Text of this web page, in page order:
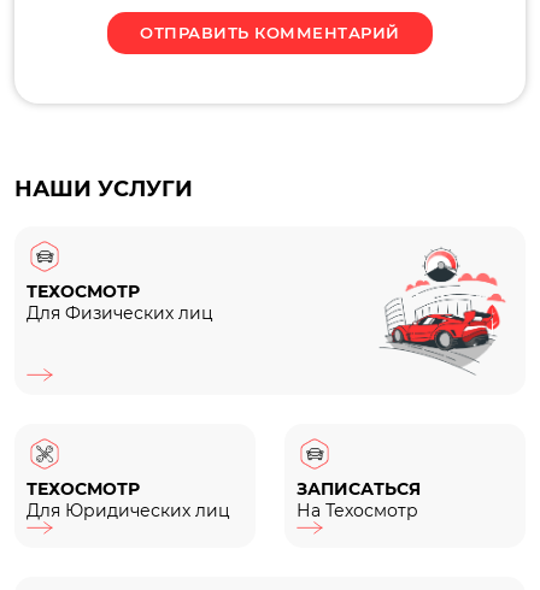
НАШИ УСЛУГИ
ТЕХОСМОТР
Для Физических лиц
ТЕХОСМОТР
Для Юридических лиц
ЗАПИСАТЬСЯ
На Техосмотр